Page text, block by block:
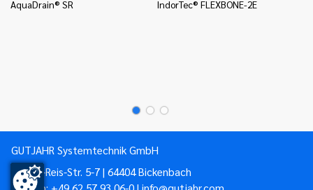
AquaDrain® SR
IndorTec® FLEXBONE-2E
GUTJAHR Systemtechnik GmbH
Philipp-Reis-Str. 5-7 | 64404 Bickenbach